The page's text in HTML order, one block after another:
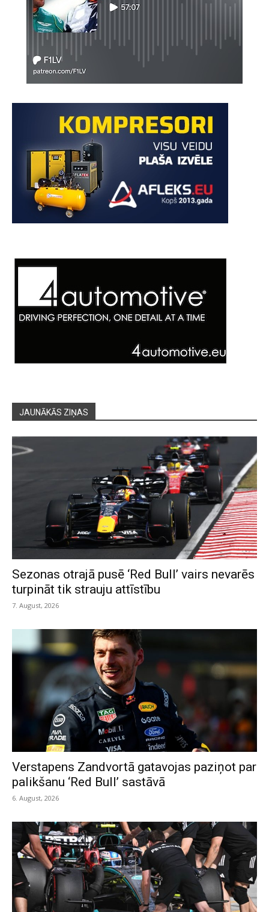
JAUNĀKĀS ZIŅAS
Sezonas otrajā pusē ‘Red Bull’ vairs nevarēs
turpināt tik strauju attīstību
7. August, 2026
Verstapens Zandvortā gatavojas paziņot par
palikšanu ‘Red Bull’ sastāvā
6. August, 2026